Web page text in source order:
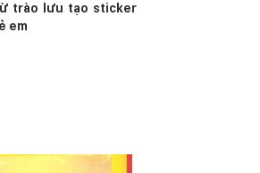
trào lưu tạo sticker
em